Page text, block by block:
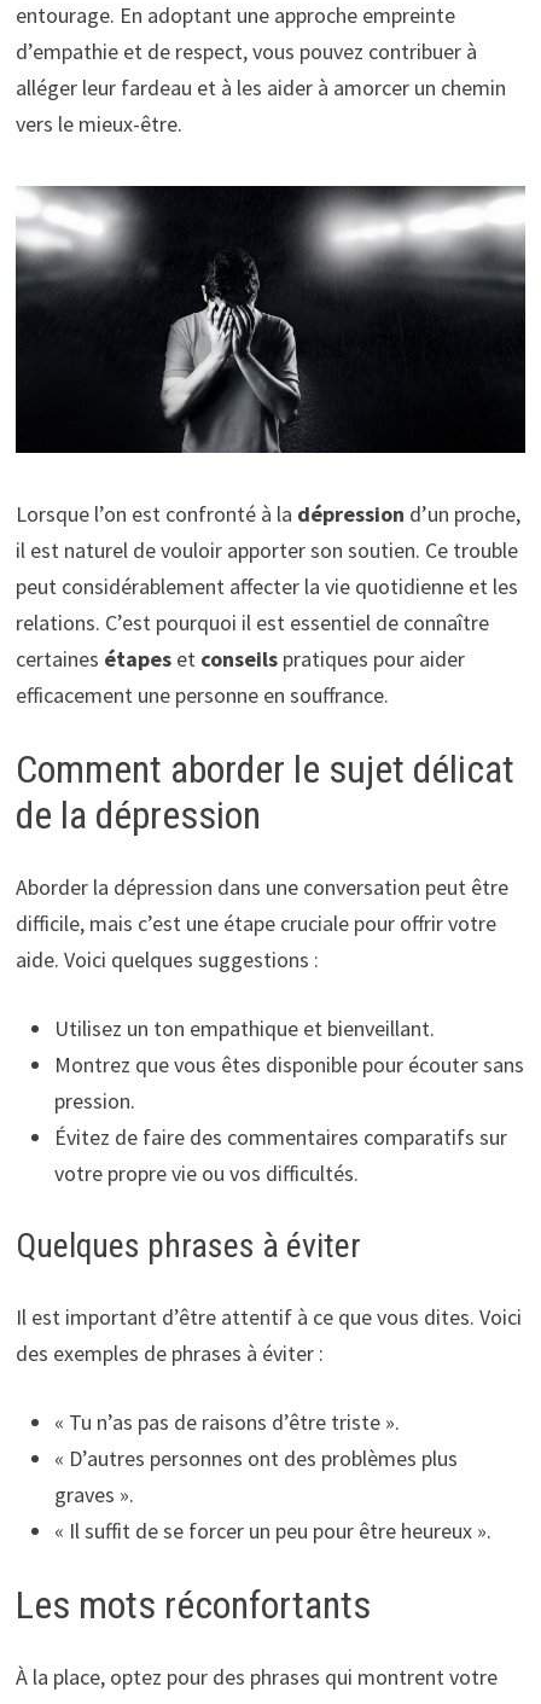
entourage. En adoptant une approche empreinte
d’empathieet de respect, vous pouvez contribuer à
alléger leur fardeau et à les aider à amorcer un chemin
vers le mieux-être.
Lorsque l’on est confronté à la dépression d’un proche,
il est naturel de vouloir apporter son soutien. Ce trouble
peut considérablement affecter la vie quotidienne et les
relations. C’est pourquoi il est essentiel de connaître
certaines étapeset conseilspratiques pour aider
efficacement une personne en souffrance.
Comment aborder le sujet délicat
de la dépression
Aborder la dépression dans une conversation peut être
difficile, mais c’est une étape cruciale pour offrir votre
aide. Voici quelques suggestions :
Utilisez un ton empathique et bienveillant.
Montrez que vous êtes disponible pour écouter sans
pression.
Évitez de faire des commentaires comparatifs sur
votre propre vie ou vos difficultés.
Quelques phrases à éviter
Il est important d’être attentif à ce que vous dites. Voici
des exemples de phrases à éviter :
« Tu n’as pas de raisons d’être triste ».
« D’autres personnes ont des problèmes plus
graves ».
« Il suffit de se forcer un peu pour être heureux ».
Les mots réconfortants
À la place, optez pour des phrases qui montrent votre